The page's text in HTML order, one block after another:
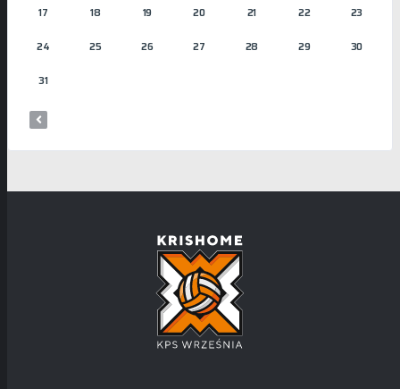
17 18 19 20 21 22 23
24 25 26 27 28 29 30
31